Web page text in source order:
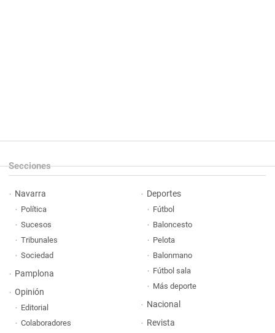
Secciones
Navarra
Política
Sucesos
Tribunales
Sociedad
Pamplona
Opinión
Editorial
Colaboradores
Deportes
Fútbol
Baloncesto
Pelota
Balonmano
Fútbol sala
Más deporte
Nacional
Revista